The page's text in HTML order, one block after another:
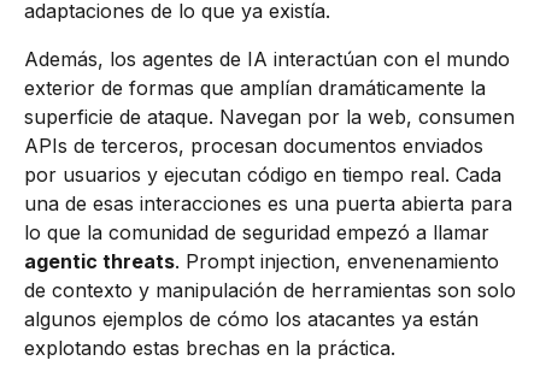
adaptaciones de lo que ya existía.
Además, los agentes de IA interactúan con el mundo
exterior de formas que amplían dramáticamente la
superficie de ataque. Navegan por la web, consumen
APIs de terceros, procesan documentos enviados
por usuarios y ejecutan código en tiempo real. Cada
una de esas interacciones es una puerta abierta para
lo que la comunidad de seguridad empezó a llamar
agentic threats. Prompt injection, envenenamiento
de contexto y manipulación de herramientas son solo
algunos ejemplos de cómo los atacantes ya están
explotando estas brechas en la práctica.